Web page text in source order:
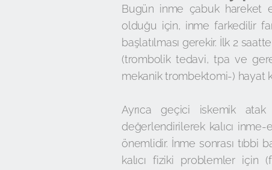
Bugün inme çabuk hareket
olduğu için, inme farkedilir
başlatılması gerekir. İlk 2
(trombolik tedavi, tpa ve
mekanik trombektomi-) hayat
Ayrıca geçici iskemik atak
değerlendirilerek kalıcı inme-
önemlidir. İnme sonrası tıbbi
kalıcı fiziki problemler için